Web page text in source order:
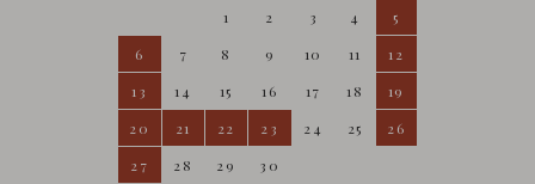
1
2 3 4
5
6
7 8 9 10 11
12
13
14 15 16 17 18
19
20
21 22 23 24 25
26
27
28 29 30